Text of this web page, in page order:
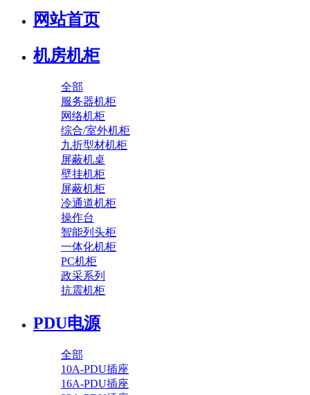
网站首页
机房机柜
全部
服务器机柜
网络机柜
综合/室外机柜
九折型材机柜
屏蔽机桌
壁挂机柜
屏蔽机柜
冷通道机柜
操作台
智能列头柜
一体化机柜
PC机柜
政采系列
抗震机柜
PDU电源
全部
10A-PDU插座
16A-PDU插座